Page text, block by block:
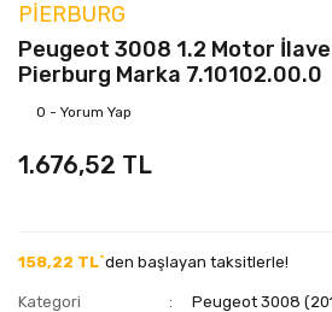
PIERBURG
Peugeot 3008 1.2 Motor İlave
Pierburg Marka 7.10102.00.0
0 - Yorum Yap
1.676,52 TL
158,22 TL`den başlayan taksitlerle!
Kategori
Peugeot 3008